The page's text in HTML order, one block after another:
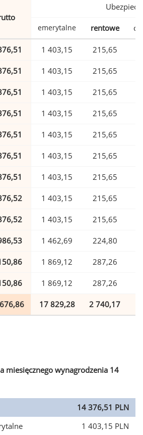
emerytalne rentowe
1 403,15 215,65
1 403,15 215,65
1 403,15 215,65
1 403,15 215,65
1 403,15 215,65
1 403,15 215,65
1 403,15 215,65
1 403,15 215,65
1 403,15 215,65
1 462,69 224,80
1 869,12 287,26
1 869,12 287,26
17 829,28 2 740,17
miesięcznego wynagrodzenia 14
14 376,51 PLN
1 403,15 PLN